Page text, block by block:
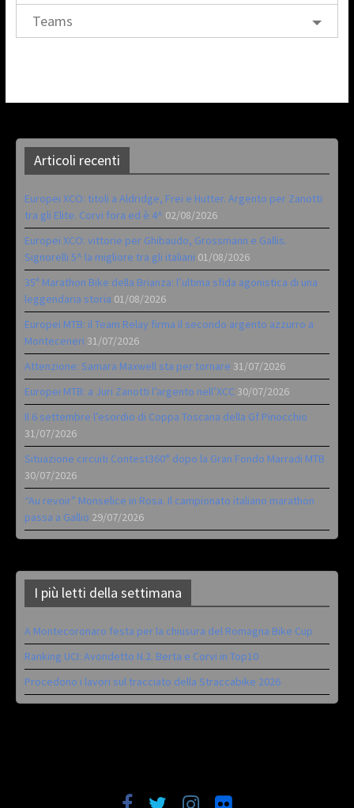
Teams
Articoli recenti
Europei XCO: titoli a Aldridge, Frei e Hutter. Argento per Zanotti
tra gli Elite. Corvi fora ed è 4^ 02/08/2026
Europei XCO: vittorie per Ghibaudo, Grossmann e Gallis.
Signorelli 5^ la migliore tra gli italiani 01/08/2026
35ª Marathon Bike della Brianza: l’ultima sfida agonistica di una
leggendaria storia 01/08/2026
Europei MTB: il Team Relay firma il secondo argento azzurro a
Monteceneri 31/07/2026
Attenzione: Samara Maxwell sta per tornare 31/07/2026
Europei MTB: a Juri Zanotti l’argento nell’XCC 30/07/2026
Il 6 settembre l’esordio di Coppa Toscana della Gf Pinocchio
31/07/2026
Situazione circuiti Contest360° dopo la Gran Fondo Marradi MTB
30/07/2026
“Au revoir” Monselice in Rosa. Il campionato italiano marathon
passa a Gallio 29/07/2026
I più letti della settimana
A Montecoronaro festa per la chiusura del Romagna Bike Cup
Ranking UCI: Avondetto N.2. Berta e Corvi in Top10
Procedono i lavori sul tracciato della Straccabike 2026